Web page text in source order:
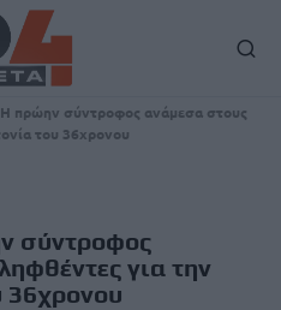
πρώην σύντροφος ανάμεσα στους
του 36χρονου
σύντροφος
για την
36χρονου